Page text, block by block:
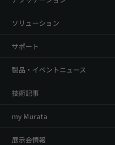
ソリューション
サポート
製品・イベントニュース
技術記事
my Murata
展示会情報